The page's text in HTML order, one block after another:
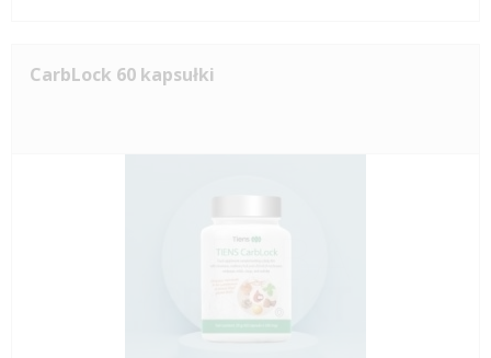
CarbLock 60 kapsułki